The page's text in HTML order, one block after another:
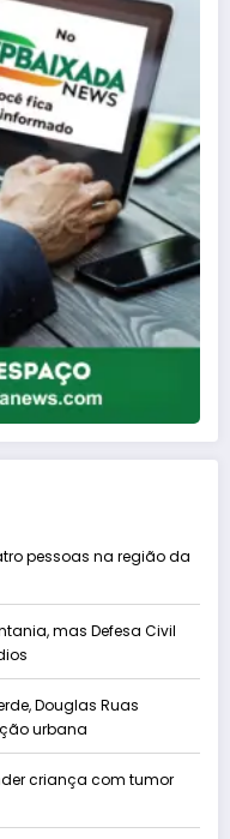
pessoas na região da
mas Defesa Civil
Douglas Ruas
urbana
criança com tumor